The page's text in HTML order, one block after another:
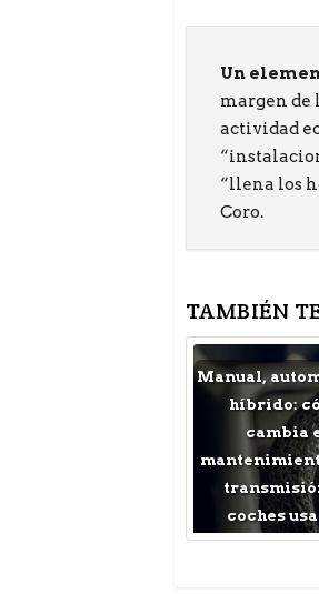
Un
margen de
actividad
“llena los
Coro.
TAMBIÉN
Manual,
híbrido:
cambia
coches